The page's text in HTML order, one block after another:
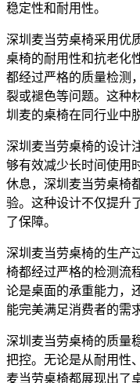
稳定性和耐用性。
深圳麦当劳桌椅采用优
桌椅的耐用性和抗老化
都经过严格的质量检测
裂或褪色等问题。这种
圳麦的桌椅在同行业中
深圳麦当劳桌椅的设计
够有效减少长时间使用
休息，深圳麦当劳桌椅
验。这种设计不仅提升
了保障。
深圳麦当劳桌椅的生产
椅都经过严格的检测流
论是桌面的承重能力，
能完美满足消费者的需
深圳麦当劳桌椅的质量
把控。无论是从耐用性
麦当劳桌椅都展现出了